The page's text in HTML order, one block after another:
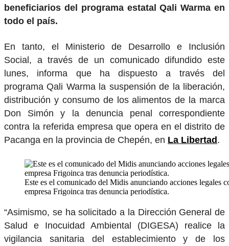
beneficiarios del programa estatal Qali Warma en
todo el país.
En tanto, el Ministerio de Desarrollo e Inclusión
Social, a través de un comunicado difundido este
lunes, informa que ha dispuesto a través del
programa Qali Warma la suspensión de la liberación,
distribución y consumo de los alimentos de la marca
Don Simón y la denuncia penal correspondiente
contra la referida empresa que opera en el distrito de
Pacanga en la provincia de Chepén, en La Libertad .
Este es el comunicado del Midis anunciando acciones legales
empresa Frigoinca tras denuncia periodística.
“Asimismo, se ha solicitado a la Dirección General de
Salud e Inocuidad Ambiental (DIGESA) realice la
vigilancia sanitaria del establecimiento y de los